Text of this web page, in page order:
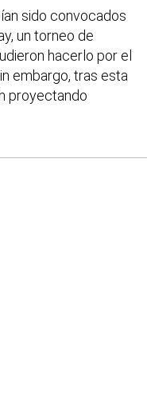
sido convocados
un torneo de
hacerlo por el
embargo, tras esta
proyectando